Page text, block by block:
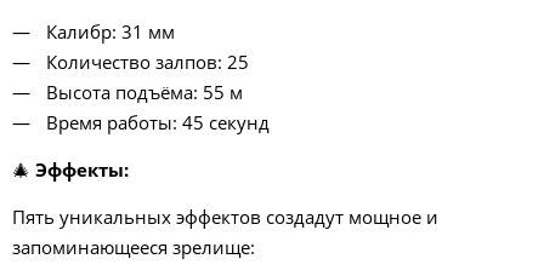
Калибр: 31 мм
Количество залпов: 25
Высота подъёма: 55 м
Время работы: 45 секунд
🎄 Эффекты:
Пять уникальных эффектов создадут мощное и
запоминающееся зрелище: